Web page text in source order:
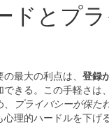
ドとプ
最大の利点は、 登録
できる。この手軽さは
プライバシーが保た
理的ハードルを下げる